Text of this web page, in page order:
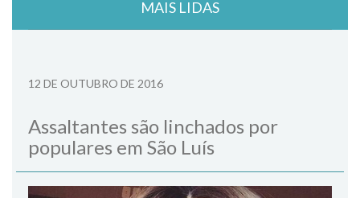
MAIS LIDAS
12 DE OUTUBRO DE 2016
Assaltantes são linchados por
populares em São Luís